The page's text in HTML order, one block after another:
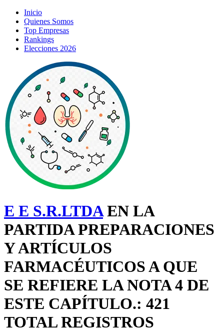
Inicio
Quienes Somos
Top Empresas
Rankings
Elecciones 2026
E E S.R.LTDAEN LA
PARTIDA PREPARACIONES
Y ARTÍCULOS
FARMACÉUTICOS A QUE
SE REFIERE LA NOTA 4 DE
ESTE CAPÍTULO.: 421
TOTAL REGISTROS